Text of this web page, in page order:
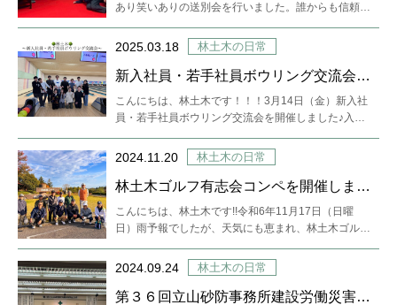
あり笑いありの送別会を行いました。誰からも信頼さ
2025.03.18 林土木の日常
新入社員・若手社員ボウリング交流会を
開催しました♪
こんにちは、林土木です！！！3月14日（金）新入社
員・若手社員ボウリング交流会を開催しました♪入社
2024.11.20 林土木の日常
林土木ゴルフ有志会コンペを開催しまし
た♪
こんにちは、林土木です!!令和6年11月17日（日曜
日）雨予報でしたが、天気にも恵まれ、林土木ゴルフ
2024.09.24 林土木の日常
第３６回立山砂防事務所建設労働災害防